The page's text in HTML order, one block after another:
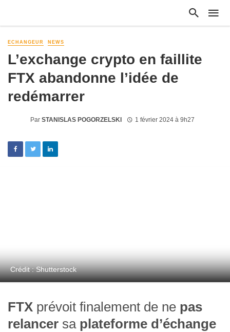
ECHANGEUR NEWS
L’exchange crypto en faillite
FTX abandonne l’idée de
redémarrer
Par STANISLAS POGORZELSKI 1 février 2024 à 9h27
Crédit : Shutterstock
FTX prévoit finalement de ne pas
relancer sa plateforme d’échange